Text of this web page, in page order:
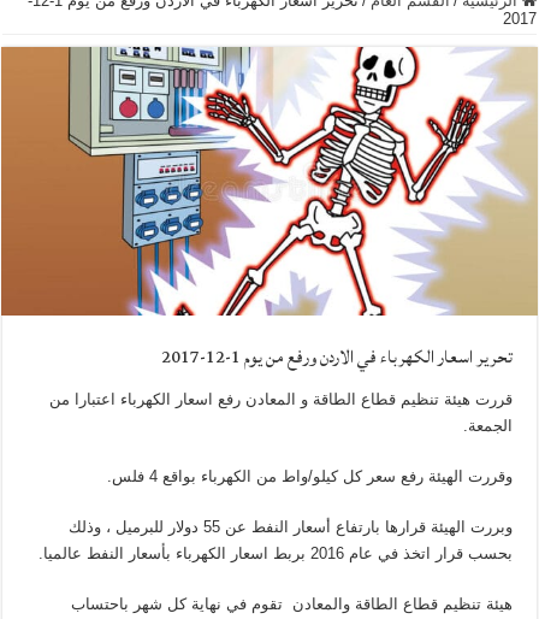
2017
تحرير اسعار الكهرباء في الاردن ورفع من يوم 1-12-2017
قررت هيئة تنظيم قطاع الطاقة و المعادن رفع اسعار الكهرباء اعتبارا من
الجمعة.
وقررت الهيئة رفع سعر كل كيلو/واط من الكهرباء بواقع 4 فلس.
وبررت الهيئة قرارها بارتفاع أسعار النفط عن 55 دولار للبرميل ، وذلك
بحسب قرار اتخذ في عام 2016 بربط اسعار الكهرباء بأسعار النفط عالميا.
هيئة تنظيم قطاع الطاقة والمعادن تقوم في نهاية كل شهر باحتساب